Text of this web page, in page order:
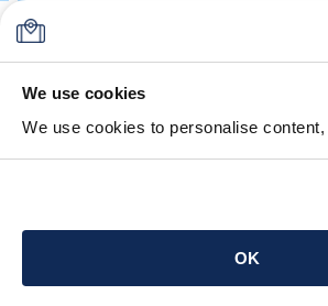
We use cookies
We use cookies to personalise
OK
Über uns
FAQ
Support
Blog
Freigepäck bei Airlines
Die Stasher-Garantie
AGB
App holen